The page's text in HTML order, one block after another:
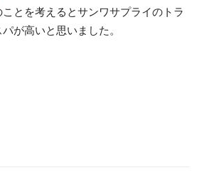
とを考えるとサンワサプライのトラ
が高いと思いました。